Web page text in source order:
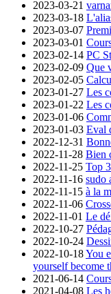
2023-03-21
2023-03-18
2023-03-07
2023-03-01
2023-02-14 PC
2023-02-09 Que
2023-02-05
2023-01-27 Les
2023-01-22 Les
2023-01-06
2023-01-03 Eval
2022-12-31
2022-11-28 Bien
2022-11-25 Top
2022-11-16 sudo
2022-11-15 à la
2022-11-06
2022-11-01 Le
2022-10-27
2022-10-24
2022-10-18You
yourself become
2021-06-14
2021-04-08 Les